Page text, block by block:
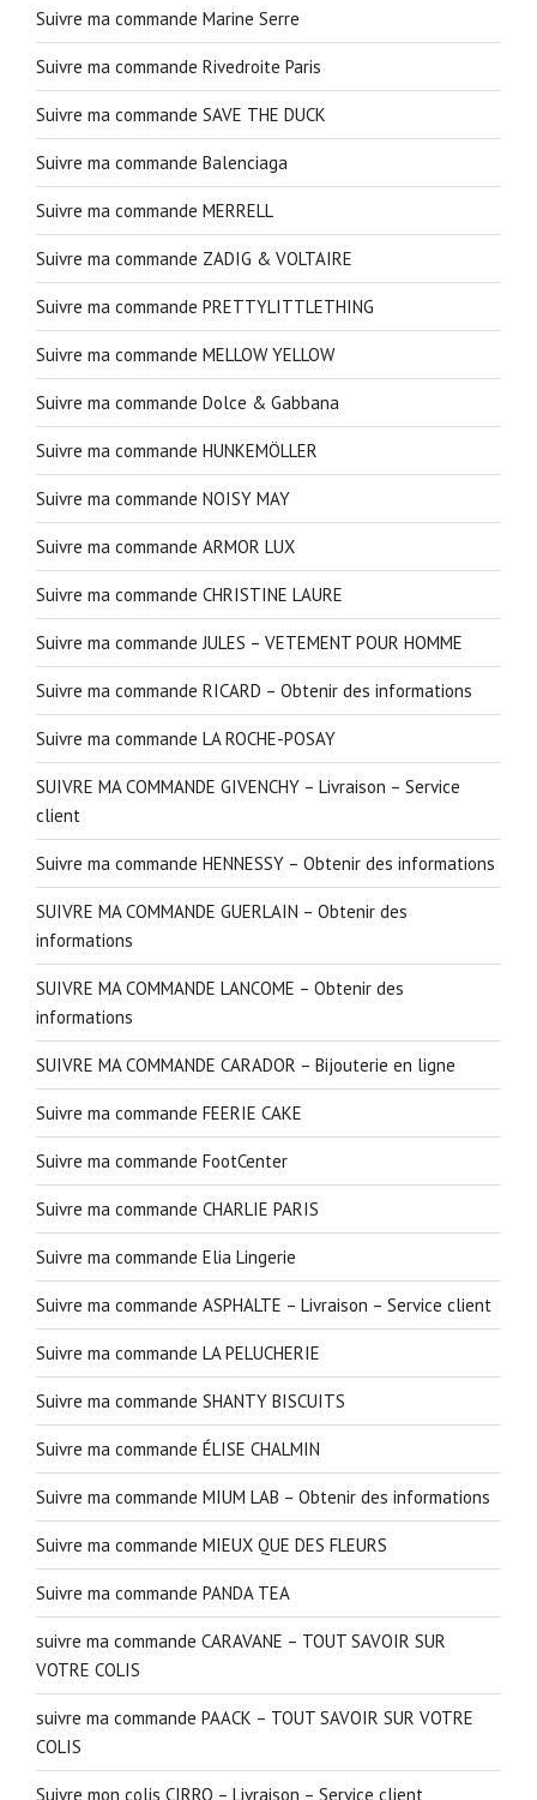
Suivre ma commande Marine Serre
Suivre ma commande Rivedroite Paris
Suivre ma commande SAVE THE DUCK
Suivre ma commande Balenciaga
Suivre ma commande MERRELL
Suivre ma commande ZADIG & VOLTAIRE
Suivre ma commande PRETTYLITTLETHING
Suivre ma commande MELLOW YELLOW
Suivre ma commande Dolce & Gabbana
Suivre ma commande HUNKEMÖLLER
Suivre ma commande NOISY MAY
Suivre ma commande ARMOR LUX
Suivre ma commande CHRISTINE LAURE
Suivre ma commande JULES – VETEMENT POUR HOMME
Suivre ma commande RICARD – Obtenir des informations
Suivre ma commande LA ROCHE-POSAY
SUIVRE MA COMMANDE GIVENCHY – Livraison – Service
client
Suivre ma commande HENNESSY – Obtenir des informations
SUIVRE MA COMMANDE GUERLAIN – Obtenir des
informations
SUIVRE MA COMMANDE LANCOME – Obtenir des
informations
SUIVRE MA COMMANDE CARADOR – Bijouterie en ligne
Suivre ma commande FEERIE CAKE
Suivre ma commande FootCenter
Suivre ma commande CHARLIE PARIS
Suivre ma commande Elia Lingerie
Suivre ma commande ASPHALTE – Livraison – Service client
Suivre ma commande LA PELUCHERIE
Suivre ma commande SHANTY BISCUITS
Suivre ma commande ÉLISE CHALMIN
Suivre ma commande MIUM LAB – Obtenir des informations
Suivre ma commande MIEUX QUE DES FLEURS
Suivre ma commande PANDA TEA
suivre ma commande CARAVANE – TOUT SAVOIR SUR
VOTRE COLIS
suivre ma commande PAACK – TOUT SAVOIR SUR VOTRE
COLIS
Suivre mon colis CIRRO – Livraison – Service client